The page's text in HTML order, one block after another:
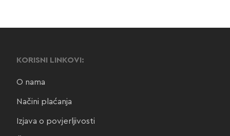
KORISNI LINKOVI:
O nama
Načini plaćanja
Izjava o povjerljivosti